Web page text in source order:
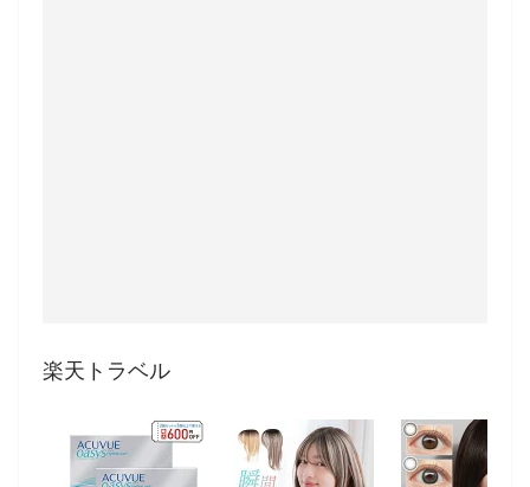
楽天トラベル